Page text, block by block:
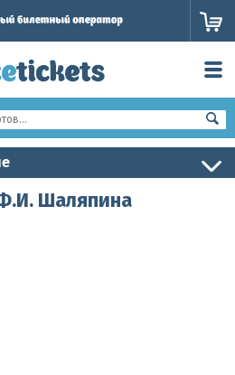
Шаляпина